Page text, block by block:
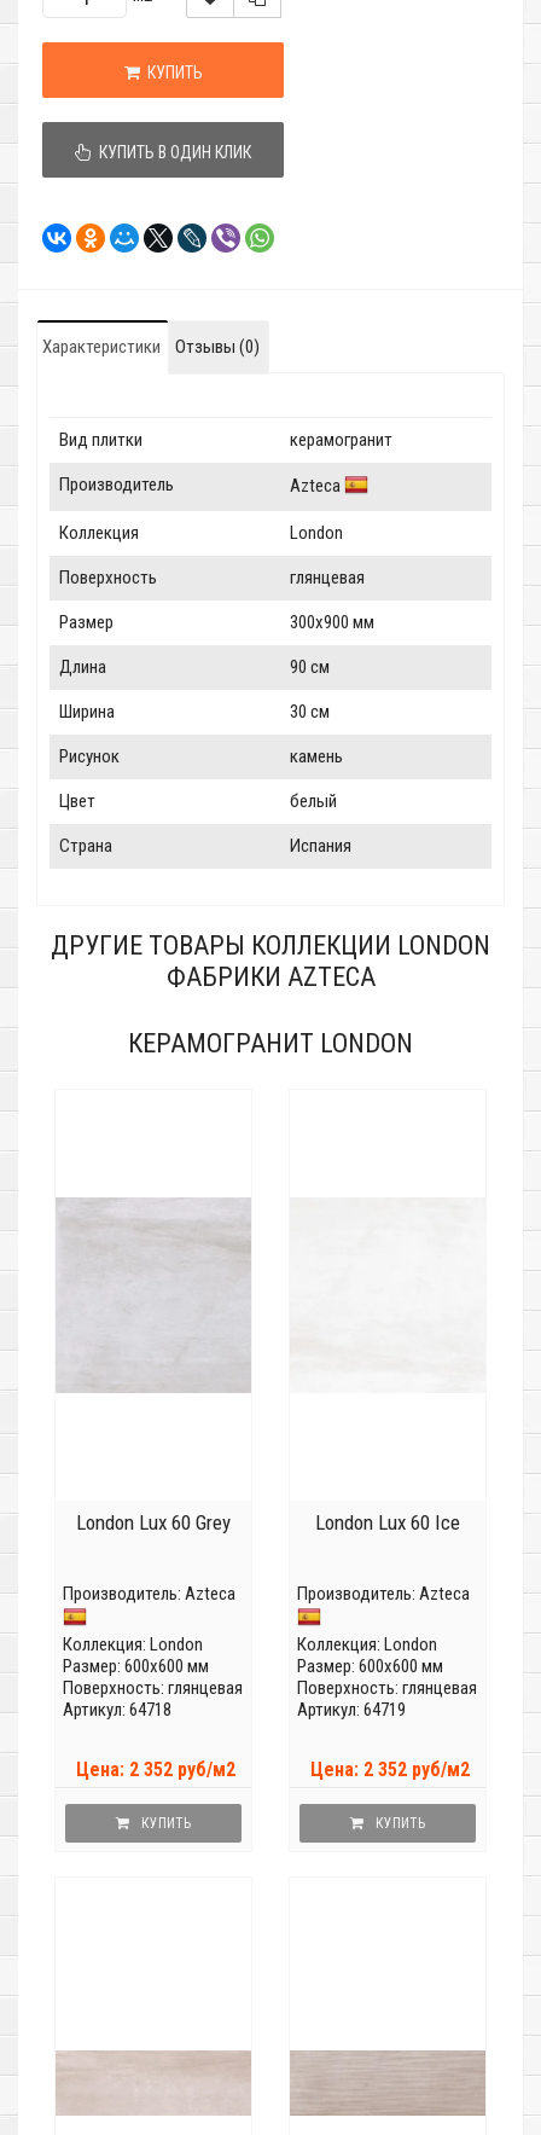
КУПИТЬ
КУПИТЬ В ОДИН КЛИК
Характеристики Отзывы (0)
Вид плитки керамогранит
Производитель Azteca
Коллекция London
Поверхность глянцевая
Размер 300x900 мм
Длина 90 см
Ширина 30 см
Рисунок камень
Цвет белый
Страна Испания
ДРУГИЕ ТОВАРЫ КОЛЛЕКЦИИ LONDON
ФАБРИКИ AZTECA
КЕРАМОГРАНИТ LONDON
London Lux 60 Grey
Производитель: Azteca
Коллекция: London
Размер: 600x600 мм
Поверхность: глянцевая
Артикул: 64718
Цена: 2 352 руб/м2
КУПИТЬ
London Lux 60 Ice
Производитель: Azteca
Коллекция: London
Размер: 600x600 мм
Поверхность: глянцевая
Артикул: 64719
Цена: 2 352 руб/м2
КУПИТЬ